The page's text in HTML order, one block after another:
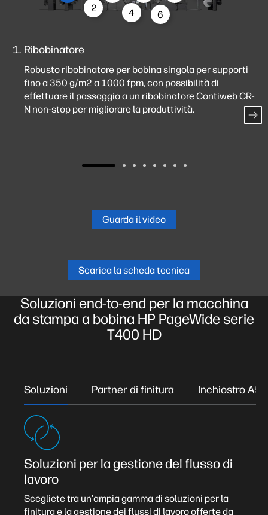
2
4
6
Ribobinatore
Robusto ribobinatore per bobina singola per supporti
fino a 350 g/m2 a 1000 fpm, con possibilità di
effettuare il passaggio a un ribobinatore Contiweb CR-
N non-stop per migliorare la produttività.
Guarda il video
Scarica la scheda tecnica
Soluzioni end-to-end per la macchina
da stampa a bobina HP PageWide serie
T400 HD
Soluzioni Partner di finitura Inchiostro A50
Soluzioni per la gestione del flusso di
lavoro
Scegliete tra un'ampia gamma di soluzioni per la
finitura e la gestione dei flussi di lavoro offerte da